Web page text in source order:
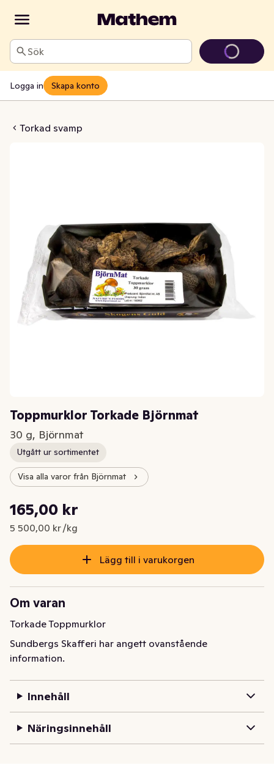
Sök
Logga in Skapa konto
Torkad svamp
Björnmat
Toppmurklor Torkade Björnmat
30 g, Björnmat
Utgått ur sortimentet
Visa alla varor från Björnmat
Nuvarande pris är: 165,00 kr
165,00 kr
5 500,00 kr /kg
Styckpris: 5 500,00 kr /kg
Lägg till i varukorgen
Om varan
Torkade Toppmurklor
Sundbergs Skafferi har angett ovanstående
information.
Innehåll
Näringsinnehåll